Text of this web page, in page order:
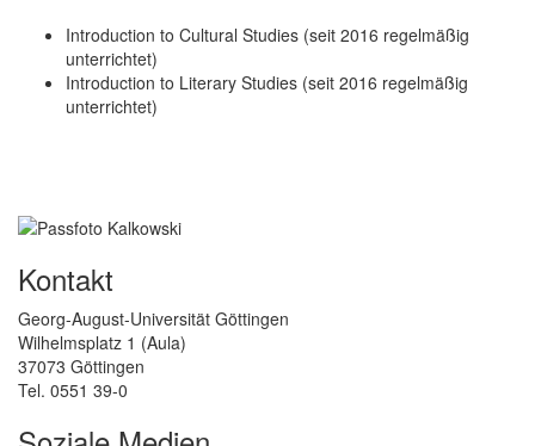
Introduction to Cultural Studies (seit 2016 regelmäßig
unterrichtet)
Introduction to Literary Studies (seit 2016 regelmäßig
unterrichtet)
Kontakt
Georg-August-Universität Göttingen
Wilhelmsplatz 1 (Aula)
37073 Göttingen
Tel. 0551 39-0